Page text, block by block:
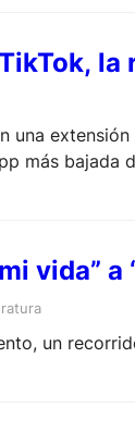
una
más bajada
vida”
un